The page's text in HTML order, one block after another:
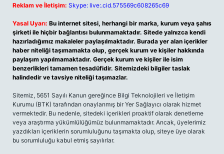
Reklam ve İletişim: Skype: live:.cid.575569c608265c69
Yasal Uyarı: Bu internet sitesi, herhangi bir marka, kurum veya şahıs
şirketi ile hiçbir bağlantısı bulunmamaktadır. Sitede yalnızca kendi
hazırladığımız makaleler paylaşılmaktadır. Burada yer alan içerikler
haber niteliği taşımamakta olup, gerçek kurum ve kişiler hakkında
paylaşım yapılmamaktadır. Gerçek kurum ve kişiler ile isim
benzerlikleri tamamen tesadüfidir. Sitemizdeki bilgiler taslak
halindedir ve tavsiye niteliği taşımazlar.
Sitemiz, 5651 Sayılı Kanun gereğince Bilgi Teknolojileri ve İletişim
Kurumu (BTK) tarafından onaylanmış bir Yer Sağlayıcı olarak hizmet
vermektedir. Bu nedenle, sitedeki içerikleri proaktif olarak denetleme
veya araştırma yükümlülüğümüz bulunmamaktadır. Ancak, üyelerimiz
yazdıkları içeriklerin sorumluluğunu taşımakta olup, siteye üye olarak
bu sorumluluğu kabul etmiş sayılırlar.